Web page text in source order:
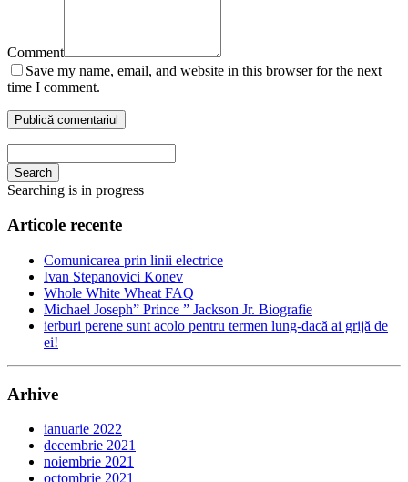
Comment
Save my name, email, and website in this browser for the next
time I comment.
Search
Searching is in progress
Articole recente
Comunicarea prin linii electrice
Ivan Stepanovici Konev
Whole White Wheat FAQ
Michael Joseph” Prince ” Jackson Jr. Biografie
ierburi perene sunt acolo pentru termen lung-dacă ai grijă de
ei!
Arhive
ianuarie 2022
decembrie 2021
noiembrie 2021
octombrie 2021